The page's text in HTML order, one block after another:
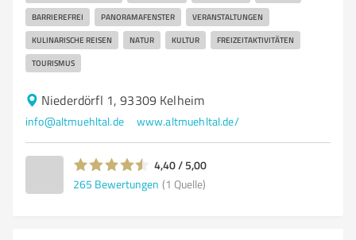
BARRIEREFREI PANORAMAFENSTER VERANSTALTUNGEN
KULINARISCHE REISEN NATUR KULTUR FREIZEITAKTIVITÄTEN
TOURISMUS
Niederdörfl 1, 93309 Kelheim
info@altmuehltal.de www.altmuehltal.de/
4,40 / 5,00
265 Bewertungen (1 Quelle)